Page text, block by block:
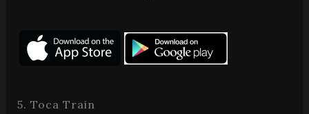
5. Toca Train